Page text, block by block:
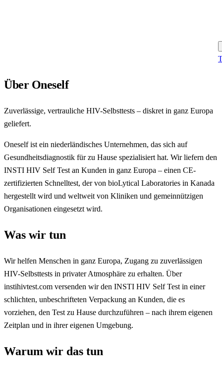
Über Oneself
Zuverlässige, vertrauliche HIV-Selbsttests – diskret in ganz Europa
geliefert.
Oneself ist ein niederländisches Unternehmen, das sich auf
Gesundheitsdiagnostik für zu Hause spezialisiert hat. Wir liefern den
INSTI HIV Self Test an Kunden in ganz Europa – einen CE-
zertifizierten Schnelltest, der von bioLytical Laboratories in Kanada
hergestellt wird und weltweit von Kliniken und gemeinnützigen
Organisationen eingesetzt wird.
Was wir tun
Wir helfen Menschen in ganz Europa, Zugang zu zuverlässigen
HIV-Selbsttests in privater Atmosphäre zu erhalten. Über
instihivtest.com versenden wir den INSTI HIV Self Test in einer
schlichten, unbeschrifteten Verpackung an Kunden, die es
vorziehen, den Test zu Hause durchzuführen – nach ihrem eigenen
Zeitplan und in ihrer eigenen Umgebung.
Warum wir das tun